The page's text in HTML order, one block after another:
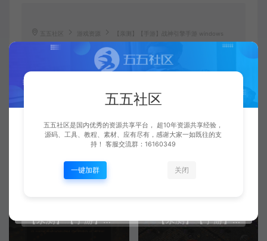
五五社区 游戏资源 【亲测】【手游】战神引擎手游 windows
端 原版登陆器 复古三职业180 动态土城 烈火复古 安卓+苹果
http://www.668899.cn/1561.html
五五社区 生成海报
【亲测】【手游】战神引擎手游 windows端 原版登陆器 三职业180 沉默版本 凌天传奇 安卓+苹果
【亲测】【手游】战神引擎手游 windows端 白猪2.0离线版登陆器 复古单职业180 巅峰火龙 修复整理版 安卓+苹果
五五社区
五五社区是国内优秀的资源共享平台， 超10年资源共享经验，
源码、工具、教程、素材、应有尽有，感谢大家一如既往的支
持！ 客服交流群：16160349
一键加群 关闭